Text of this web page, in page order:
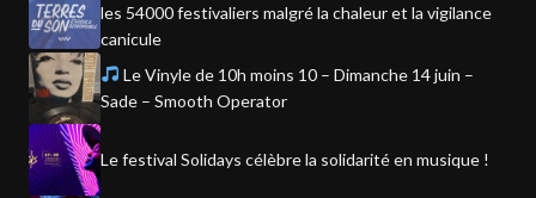
les 54000 festivaliers malgré la chaleur et la vigilance
canicule
Le Vinyle de 10h moins 10 – Dimanche 14 juin –
Sade – Smooth Operator
Le festival Solidays célèbre la solidarité en musique !